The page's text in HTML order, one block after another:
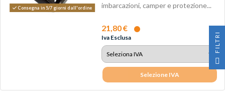
Consegna in 5/7 giorni dall'ordine
imbarcazioni, camper e protezione...
21,80 €
Iva Esclusa
Selezione IVA
I